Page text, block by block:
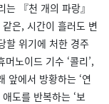
『천 개의 파랑』
은, 시간이 흘러도 변
할 위기에 처한 경주
노이드 기수 ‘콜리’,
앞에서 방황하는 ‘연
도를 반복하는 ‘보